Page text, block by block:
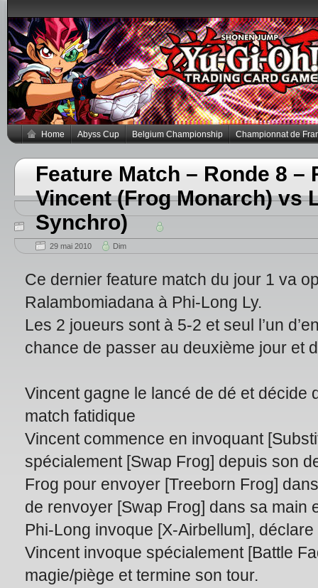
Home Abyss Cup Belgium Championship Championnat de
Feature Match – Ronde 8 –
Vincent (Frog Monarch) vs
Synchro)
29 mai 2010 Dim
Ce dernier feature match du jour 1 va
Ralambomiadana à Phi-Long Ly.
Les 2 joueurs sont à 5-2 et seul l’un
chance de passer au deuxième jour et
Vincent gagne le lancé de dé et décide
match fatidique
Vincent commence en invoquant
spécialement [Swap Frog] depuis son
Frog pour envoyer [Treeborn Frog]
de renvoyer [Swap Frog] dans sa main
Phi-Long invoque [X-Airbellum],
Vincent invoque spécialement [Battle
magie/piège et termine son tour.